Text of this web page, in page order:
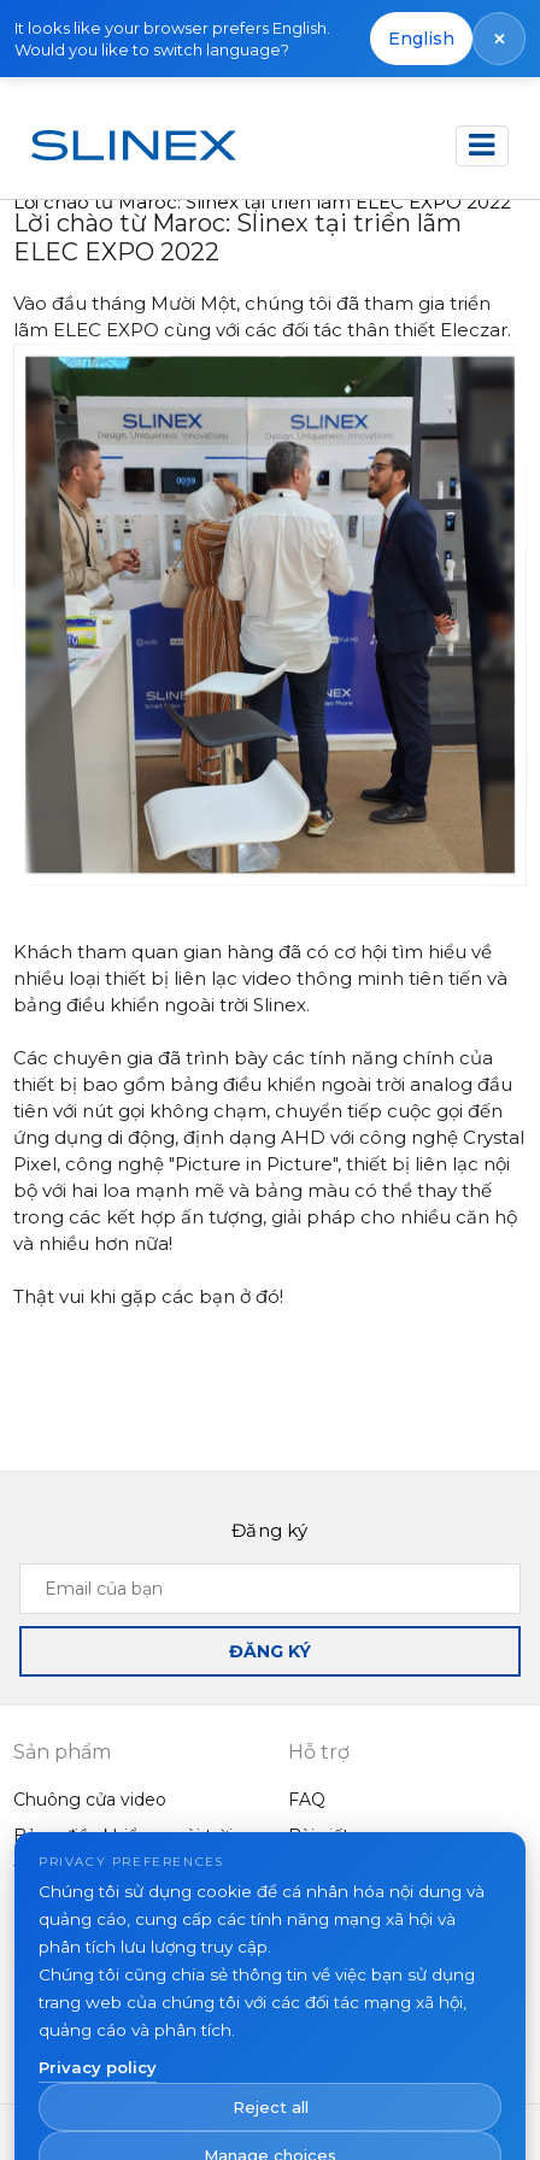
It looks like your browser prefers English.
Would you like to switch language?
English ×
Trang chủ Tin tức
Lời chào từ Maroc: Slinex tại triển lãm ELEC EXPO 2022
Lời chào từ Maroc: Slinex tại triển lãm
ELEC EXPO 2022
Vào đầu tháng Mười Một, chúng tôi đã tham gia triển
lãm ELEC EXPO cùng với các đối tác thân thiết Eleczar.
Khách tham quan gian hàng đã có cơ hội tìm hiểu về
nhiều loại thiết bị liên lạc video thông minh tiên tiến và
bảng điều khiển ngoài trời Slinex.
Các chuyên gia đã trình bày các tính năng chính của
thiết bị bao gồm bảng điều khiển ngoài trời analog đầu
tiên với nút gọi không chạm, chuyển tiếp cuộc gọi đến
ứng dụng di động,định dạng AHD với công nghệ Crystal
Pixel, công nghệ "Picture in Picture", thiết bị liên lạc nội
bộ với hai loa mạnh mẽ và bảng màu có thể thay thế
trong các kết hợp ấn tượng, giải pháp cho nhiều căn hộ
và nhiều hơn nữa!
Thật vui khi gặp các bạn ở đó!
Đăng ký
Email
của
bạn
ĐĂNG KÝ
Sản phẩm
Chuông cửa video
Bảng điều khiển ngoài trời
Thiết bị khác
Hỗ trợ
FAQ
Bài viết
Dự án
Tin tức
Liên hệ
Nơi mua hàng
PRIVACY PREFERENCES
Chúng tôi sử dụng cookie để cá nhân hóa nội dung và
quảng cáo, cung cấp các tính năng mạng xã hội và
phân tích lưu lượng truy cập.
Chúng tôi cũng chia sẻ thông tin về việc bạn sử dụng
trang web của chúng tôi với các đối tác mạng xã hội,
quảng cáo và phân tích.
Privacy policy
Reject all
Manage choices